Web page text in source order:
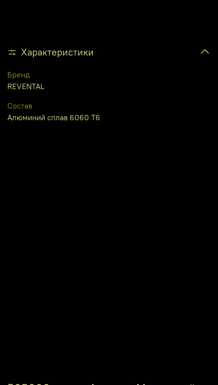
Характеристики
Бренд
REVENTAL
Состав
Алюминий сплав 6060 Т6